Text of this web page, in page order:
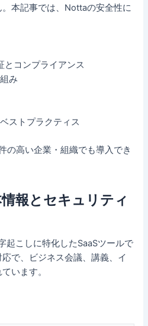
本記事では、Nottaの安全性に
とコンプライアンス
み
ストプラクティス
の高い企業・組織でも導入でき
報とセキュリティ
起こしに特化したSaaSツールで
で、ビジネス会議、講義、イ
います。